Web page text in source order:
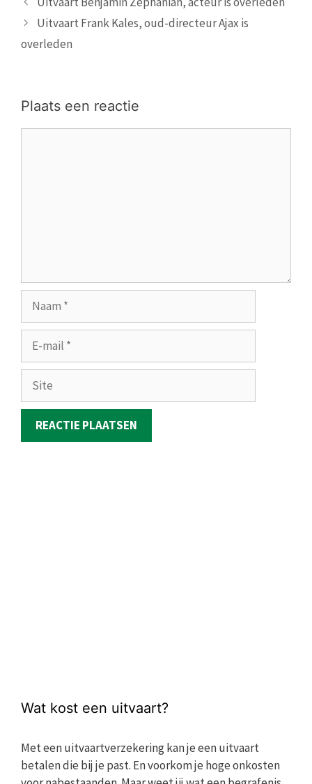
Uitvaart Frank Kales, oud-directeur Ajax is
overleden
Plaats een reactie
mail
Site
Wat kost een uitvaart?
Met een uitvaartverzekering kan je een uitvaart
betalen die bij je past. En voorkom je hoge onkosten